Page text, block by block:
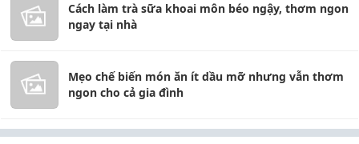
Cách làm trà sữa khoai môn béo ngậy, thơm ngon
ngay tại nhà
Mẹo chế biến món ăn ít dầu mỡ nhưng vẫn thơm
ngon cho cả gia đình